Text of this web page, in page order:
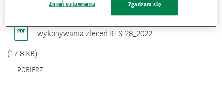
wykonywania zleceń RTS 28_2022
(17.8 KB)
POBIERZ
Zmień ustawienia Zgadzam się